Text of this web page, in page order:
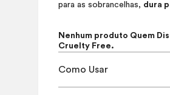
para as sobrancelhas, dura
Nenhum produto Quem
Cruelty Free.
Como Usar